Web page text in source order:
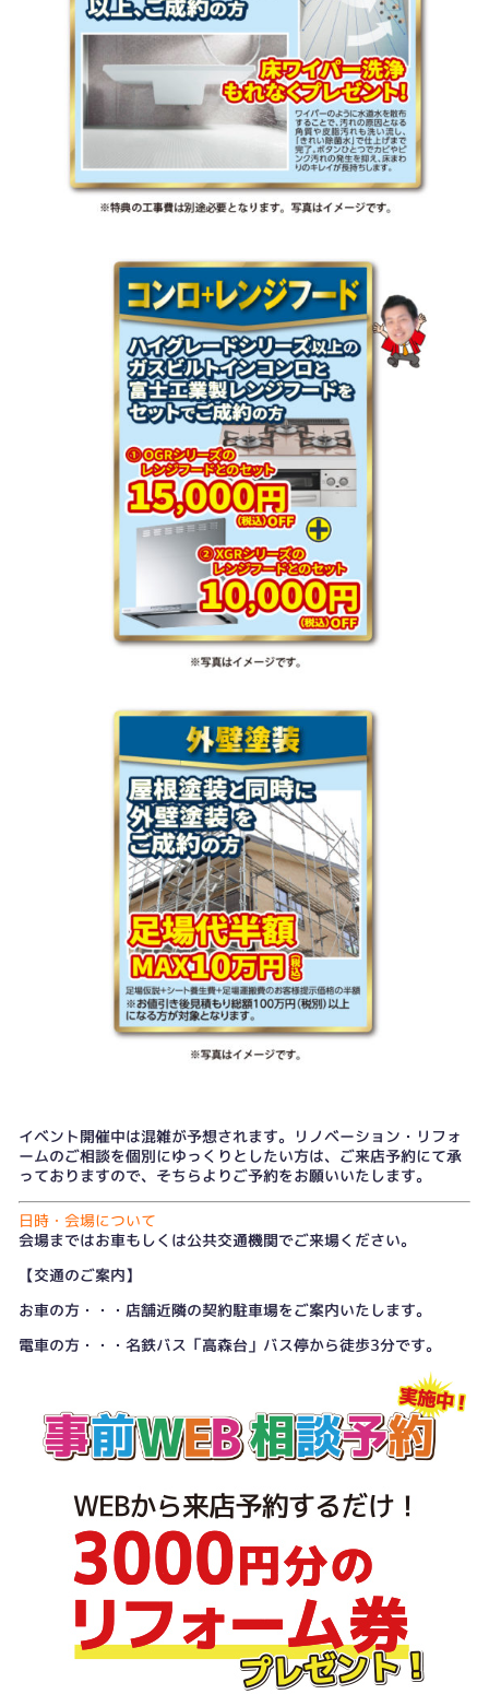
イベント開催中は混雑が予想されます。リノベーション・リフォ
ームのご相談を個別にゆっくりとしたい方は、 ご来店予約にて承
っておりますので、そちらよりご予約をお願いいたします。
日時・会場について
会場まではお車もしくは公共交通機関でご来場ください。
【交通のご案内】
お車の方・・・店舗近隣の契約駐車場をご案内いたします。
電車の方・・・名鉄バス「高森台」バス停から徒歩3分です。